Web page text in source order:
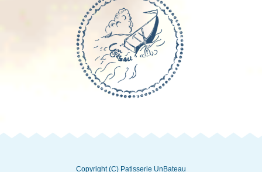
Copyright (C) Patisserie UnBateau